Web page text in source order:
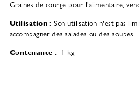
Graines de courge pour l'alimentaire,
Utilisation :Son utilisation n'est pas
accompagner des salades ou des soupes.
Contenance : 1 kg